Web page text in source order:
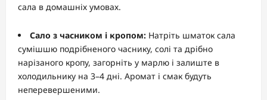
сала в домашніх умовах.
Сало з часником і кропом: Натріть шматок сала
сумішшю подрібненого часнику, солі та дрібно
нарізаного кропу, загорніть у марлю і залиште в
холодильнику на 3–4 дні. Аромат і смак будуть
неперевершеними.